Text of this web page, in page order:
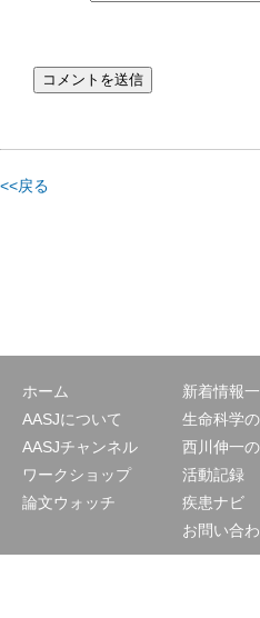
<<戻る
ホーム
AASJについて
AASJチャンネル
ワークショップ
論文ウォッチ
新着情報
生命科学
西川伸一
活動記録
疾患ナビ
お問い合